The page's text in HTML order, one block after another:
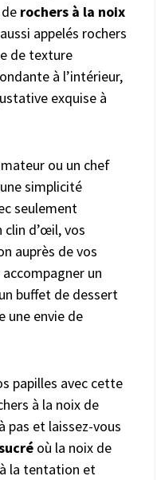
rochers à la noix
appelés rochers
de texture
à l’intérieur,
exquise à
ou un chef
simplicité
seulement
d’œil, vos
auprès de vos
un
buffet de dessert
une envie de
papilles avec cette
à la noix de
pas et laissez-vous
où la noix de
la tentation et